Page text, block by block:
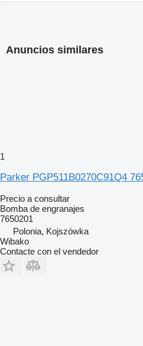
Anuncios similares
1
Parker PGP511B0270C91Q4
Precio a consultar
Bomba de engranajes
7650201
Polonia, Kojszówka
Wibako
Contacte con el vendedor